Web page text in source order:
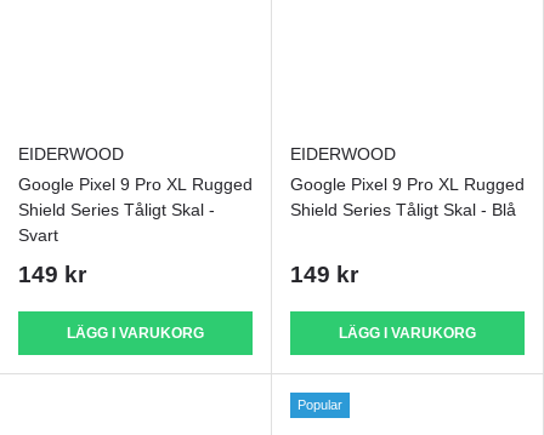
EIDERWOOD
Google Pixel 9 Pro XL Rugged
Shield Series Tåligt Skal -
Svart
149 kr
LÄGG I VARUKORG
EIDERWOOD
Google Pixel 9 Pro XL Rugged
Shield Series Tåligt Skal - Blå
149 kr
LÄGG I VARUKORG
Popular